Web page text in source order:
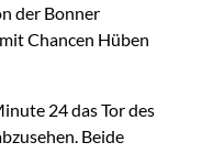
der Bonner
Chancen Hüben
24 das Tor des
Beide